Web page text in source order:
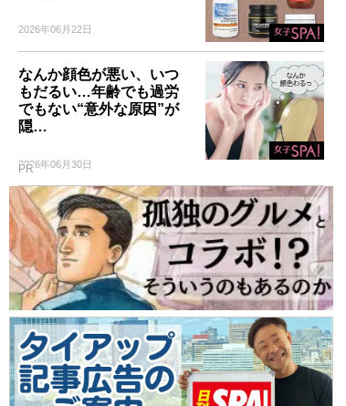
2026年06月22日
なんか顔色が悪い、いつ
もだるい…年齢でも過労
でもない“意外な原因”が
隠…
2026年06月30日
PR